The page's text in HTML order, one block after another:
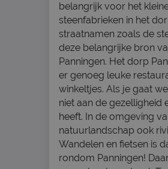
belangrijk voor het
steenfabrieken in het
straatnamen zoals de
deze belangrijke bron
Panningen. Het dorp
er genoeg leuke
winkeltjes. Als je gaat
niet aan de gezelligheid
heeft. In de omgeving
natuurlandschap ook
Wandelen en fietsen is
rondom Panningen!